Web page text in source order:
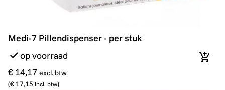
Medi-7 Pillendispenser - per stuk
Medi-7 Pillendispenser - per stuk
op voorraad
€ 14,17 excl. btw
(€ 17,15 incl. btw)
In